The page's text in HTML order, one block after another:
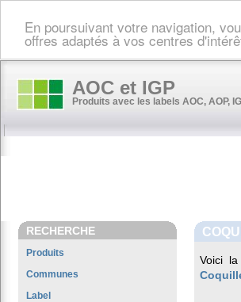
En poursuivant votre navigation,
offres adaptés à vos centres
AOC et IGP
Produits avec les labels AOC, AOP,
RECHERCHE
Produits
Communes
Label
Voici